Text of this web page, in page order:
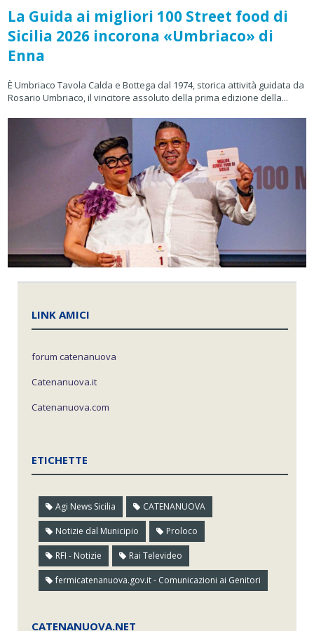
La Guida ai migliori 100 Street food di
Sicilia 2026 incorona «Umbriaco» di
Enna
È Umbriaco Tavola Calda e Bottega dal 1974, storica attività guidata da
Rosario Umbriaco, il vincitore assoluto della prima edizione della...
LINK AMICI
forum catenanuova
Catenanuova.it
Catenanuova.com
ETICHETTE
Agi News Sicilia CATENANUOVA
Notizie dal Municipio Proloco
RFI - Notizie Rai Televideo
fermicatenanuova.gov.it - Comunicazioni ai Genitori
CATENANUOVA.NET